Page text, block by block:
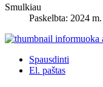
Smulkiau
Paskelbta: 2024
Spausdinti
El. paštas